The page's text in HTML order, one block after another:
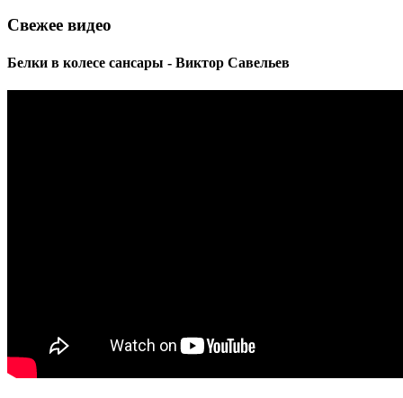
Свежее видео
Белки в колесе сансары - Виктор Савельев